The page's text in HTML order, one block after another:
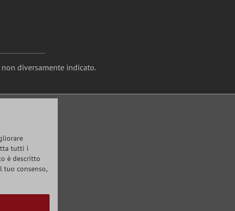
diversamente indicato.
tutti i
è descritto
tuo consenso,